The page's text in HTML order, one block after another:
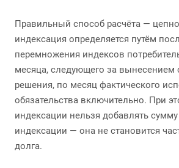
Правильный способ расчёта —
индексация определяется путём
перемножения индексов
месяца, следующего за вынесением
решения, по месяц фактического
обязательства включительно. При
индексации нельзя добавлять
индексации — она не становится
долга.